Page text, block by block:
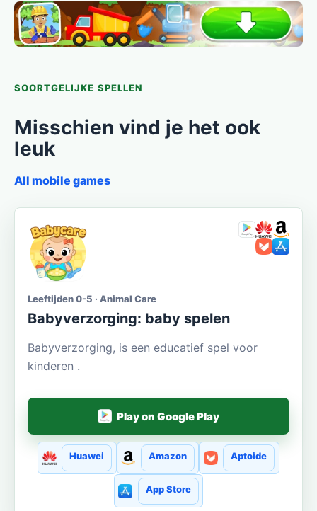
SOORTGELIJKE SPELLEN
Misschien vind je het ook
leuk
All mobile games
Leeftijden 0-5 · Animal Care
Babyverzorging: baby spelen
Babyverzorging, is een educatief spel voor
kinderen .
Play on Google Play
Huawei Amazon Aptoide
App Store